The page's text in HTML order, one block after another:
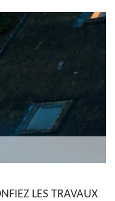
LES TRAVAUX